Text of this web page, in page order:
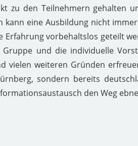
zu den Teilnehmern gehalten
kann eine Ausbildung nicht
vorbehaltslos geteilt
und die individuelle
vielen weiteren Gründen
sondern bereits
den Weg